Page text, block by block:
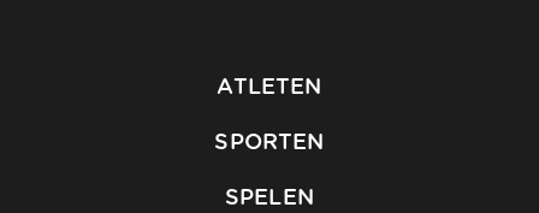
ATLETEN
SPORTEN
SPELEN